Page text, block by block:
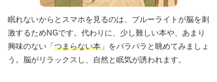
眠れないからとスマホを見るのは、ブルーライトが脳を刺
激するためNGです。代わりに、少し難しい本や、あまり
興味のない「 つまらない本 」をパラパラと眺めてみましょ
う。脳がリラックスし、自然と眠気が誘われます。